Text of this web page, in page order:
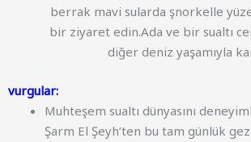
berrak mavi sularda şnorkelle
bir ziyaret edin.Ada ve bir sualtı
diğer deniz yaşamıyla
vurgular:
Muhteşem sualtı dünyasını
Şarm El Şeyh’ten bu tam günlük